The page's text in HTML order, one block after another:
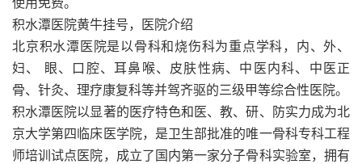
使用免费。
积水潭医院黄牛挂号，医院介绍
北京积水潭医院是以骨科和烧伤科为重点学科，内、外、
妇、 眼、口腔、耳鼻喉、皮肤性病、中医内科、中医正
骨、针灸、理疗康复科等并驾齐驱的三级甲等综合性医院。
积水潭医院以显著的医疗特色和医、教、研、防实力成为北
京大学第四临床医学院，是卫生部批准的唯一骨科专科工程
师培训试点医院，成立了国内第一家分子骨科实验室，拥有